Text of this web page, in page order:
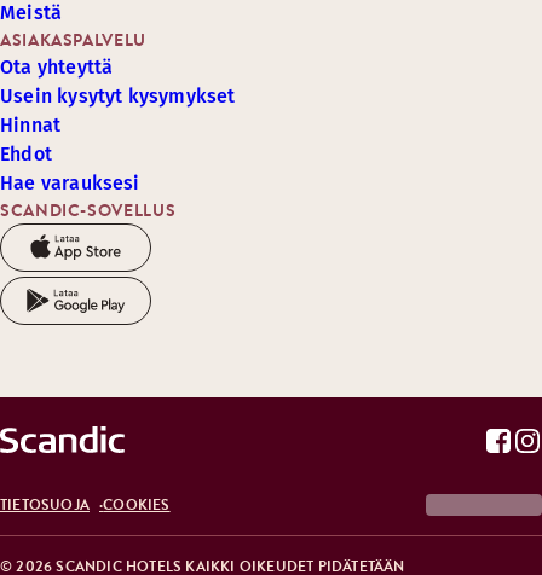
SCANDIC-SOVELLUS
ASIAKASPALVELU
Ota yhteyttä
Usein kysytyt kysymykset
Hinnat
Ehdot
Hae varauksesi
Meistä
© 2026 SCANDIC HOTELS KAIKKI OIKEUDET PIDÄTETÄÄN
TIETOSUOJA COOKIES